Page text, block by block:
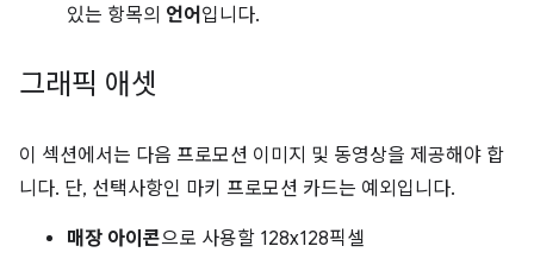
있는 항목의 언어 입니다.
그래픽 애셋
이 섹션에서는 다음 프로모션 이미지 및 동영상을 제공해야 합
니다. 단, 선택사항인 마키 프로모션 카드는 예외입니다.
매장 아이콘으로 사용할 128x128픽셀